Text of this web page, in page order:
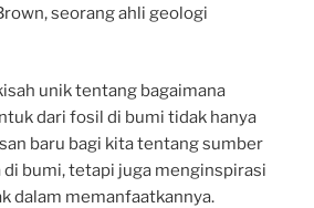
seorang ahli geologi
unik tentang bagaimana
dari fosil di bumi tidak hanya
baru bagi kita tentang sumber
di bumi, tetapi juga menginspirasi
dalam memanfaatkannya.